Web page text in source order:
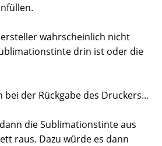
wahrscheinlich nicht
drin ist oder die
bei der Rückgabe des Druckers...
die Sublimationstinte aus
raus. Dazu würde es dann